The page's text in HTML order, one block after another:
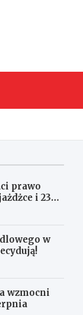
prawo
i 23
w
wzmocni